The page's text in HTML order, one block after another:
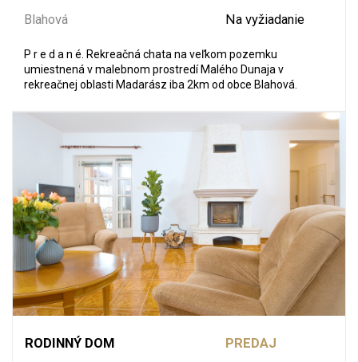
Blahová
Na vyžiadanie
P r e d a n é. Rekreačná chata na veľkom pozemku
umiestnená v malebnom prostredí Malého Dunaja v
rekreačnej oblasti Madarász iba 2km od obce Blahová.
RODINNÝ DOM
PREDAJ